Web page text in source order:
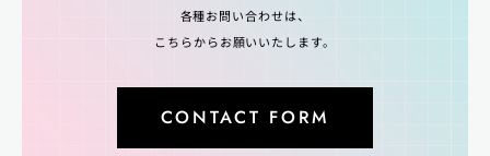
各種お問い合わせは、
こちらからお願いいたします。
CONTACT FORM